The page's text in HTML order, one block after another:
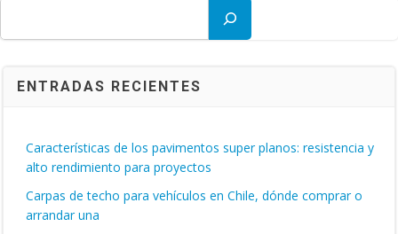
ENTRADAS RECIENTES
Características de los pavimentos super planos: resistencia y
alto rendimiento para proyectos
Carpas de techo para vehículos en Chile, dónde comprar o
arrandar una